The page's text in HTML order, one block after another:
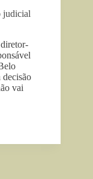
judicial
vai